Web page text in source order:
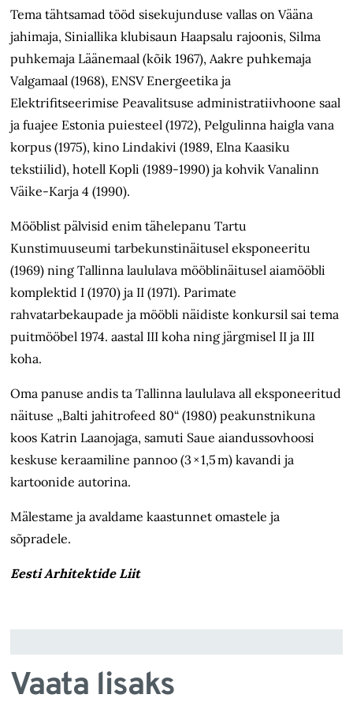
Tema tähtsamad tööd sisekujunduse vallas on Vääna
jahimaja, Siniallika klubisaun Haapsalu rajoonis, Silma
puhkemaja Läänemaal (kõik 1967), Aakre puhkemaja
Valgamaal (1968), ENSV Energeetika ja
Elektrifitseerimise Peavalitsuse administratiivhoone saal
ja fuajee Estonia puiesteel (1972), Pelgulinna haigla vana
korpus (1975), kino Lindakivi (1989, Elna Kaasiku
tekstiilid), hotell Kopli (1989-1990) ja kohvik Vanalinn
Väike-Karja 4 (1990).
Mööblist pälvisid enim tähelepanu Tartu
Kunstimuuseumi tarbekunstinäitusel eksponeeritu
(1969) ning Tallinna laululava mööblinäitusel aiamööbli
komplektid I (1970) ja II (1971). Parimate
rahvatarbekaupade ja mööbli näidiste konkursil sai tema
puitmööbel 1974. aastal III koha ning järgmisel II ja III
koha.
Oma panuse andis ta Tallinna laululava all eksponeeritud
näituse „Balti jahitrofeed 80“ (1980) peakunstnikuna
koos Katrin Laanojaga, samuti Saue aiandussovhoosi
keskuse keraamiline pannoo (3 × 1,5 m) kavandi ja
kartoonide autorina.
Mälestame ja avaldame kaastunnet omastele ja
sõpradele.
Eesti Arhitektide Liit
Vaata lisaks